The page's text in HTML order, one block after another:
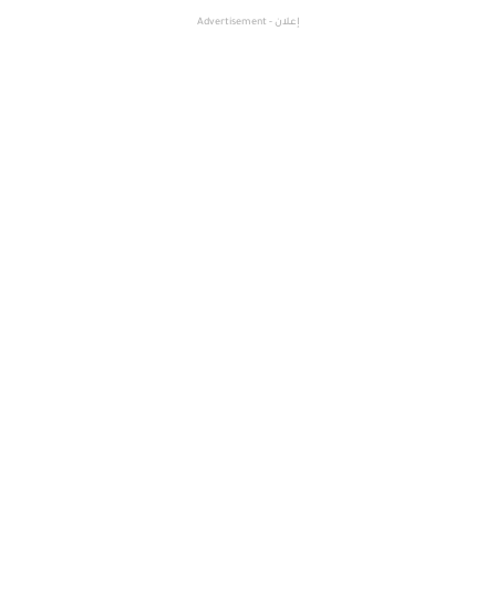
إعلان - Advertisement